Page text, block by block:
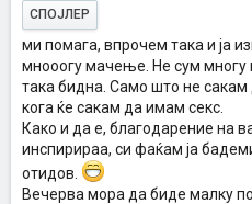
СПОЈЛЕР
ми помага, впрочем така и ја
мнооогу мачење. Не сум многу
така бидна. Само што не сакам
кога ќе сакам да имам секс.
Како и да е, благодарение на
инспирираа, си фаќам ја
отидов.
Вечерва мора да биде малку